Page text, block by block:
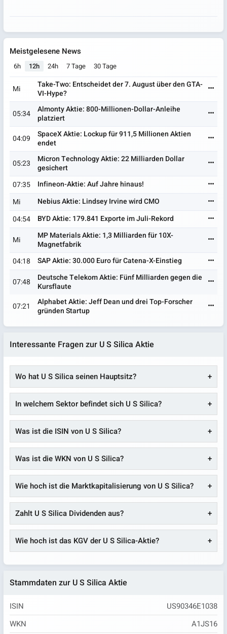
Meistgelesene News
6h 12h 24h 7 Tage 30 Tage
Mi
Take-Two: Entscheidet der 7. August über den GTA-
VI-Hype?
05:34
Almonty Aktie: 800-Millionen-Dollar-Anleihe
platziert
04:09
SpaceX Aktie: Lockup für 911,5 Millionen Aktien
endet
05:23
Micron Technology Aktie: 22 Milliarden Dollar
gesichert
07:35
Infineon-Aktie: Auf Jahre hinaus!
Mi
Nebius Aktie: Lindsey Irvine wird CMO
04:54
BYD Aktie: 179.841 Exporte im Juli-Rekord
Mi
MP Materials Aktie: 1,3 Milliarden für 10X-
Magnetfabrik
04:18
SAP Aktie: 30.000 Euro für Catena-X-Einstieg
07:48
Deutsche Telekom Aktie: Fünf Milliarden gegen die
Kursflaute
07:21
Alphabet Aktie: Jeff Dean und drei Top-Forscher
gründen Startup
Interessante Fragen zur U S Silica Aktie
Wo hat U S Silica seinen Hauptsitz?
In welchem Sektor befindet sich U S Silica?
Was ist die ISIN von U S Silica?
Was ist die WKN von U S Silica?
Wie hoch ist die Marktkapitalisierung von U S Silica?
Zahlt U S Silica Dividenden aus?
Wie hoch ist das KGV der U S Silica-Aktie?
Stammdaten zur U S Silica Aktie
ISIN
US90346E1038
WKN
A1JS16